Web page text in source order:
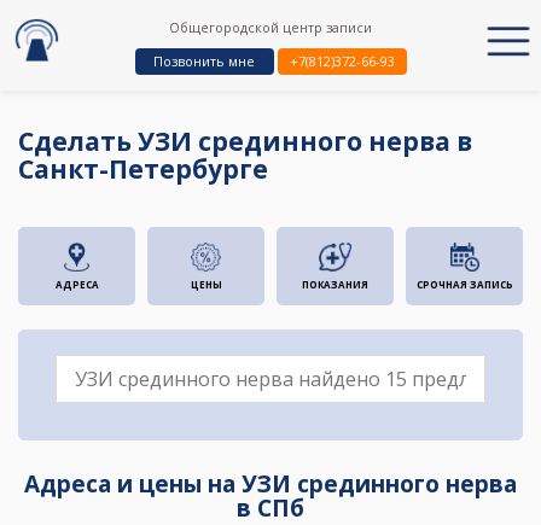
Общегородской центр записи
Позвонить мне
+7(812)372-66-93
Сделать УЗИ срединного нерва в
Санкт-Петербурге
АДРЕСА ЦЕНЫ ПОКАЗАНИЯ СРОЧНАЯ ЗАПИСЬ
Адреса и цены на УЗИ срединного нерва
в СПб